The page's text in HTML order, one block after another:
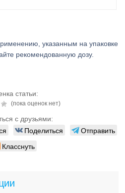
указанным на упаковке
рекомендованную дозу.
статьи:
(пока оценок нет)
с друзьями:
Поделиться
Отправить
Класснуть